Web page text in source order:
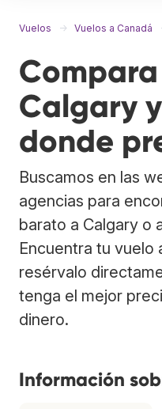
Vuelos Vuelos a Canadá
Calgary
donde
Buscamos en las
agencias para
barato a Calgary o
Encuentra tu vuelo
resérvalo
tenga el mejor
dinero.
Información